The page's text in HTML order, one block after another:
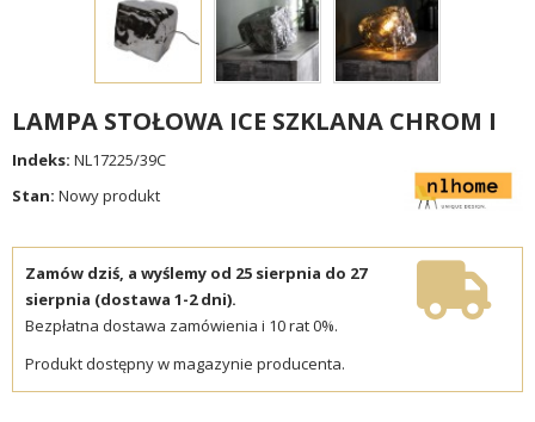
LAMPA STOŁOWA ICE SZKLANA CHROM I
Indeks: NL17225/39C
Stan: Nowy produkt
Zamów dziś, a wyślemy od 25 sierpnia do 27
sierpnia (dostawa 1-2 dni).
Bezpłatna dostawa zamówienia i 10 rat 0%.
Produkt dostępny w magazynie producenta.